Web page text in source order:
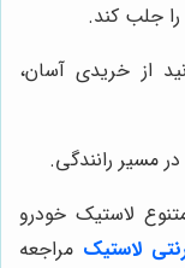
جلب کند.
از خریدی آسان،
مسیر رانندگی.
لاستیک خودرو
لاستیک مراجعه